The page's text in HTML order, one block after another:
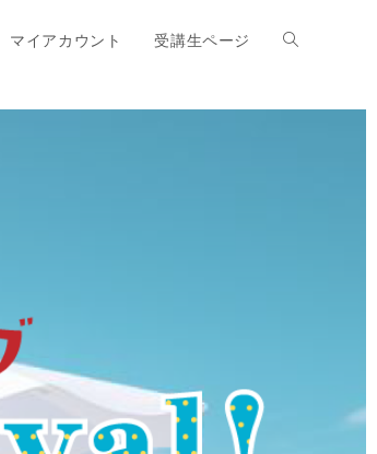
マイアカウント 受講生ページ